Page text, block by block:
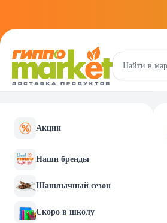
Акции
Наши бренды
Шашлычный сезон
Скоро в школу